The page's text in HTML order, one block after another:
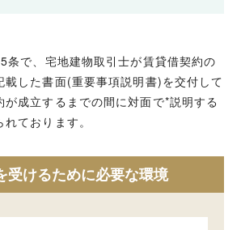
条で、宅地建物取引士が賃貸借契約の
載した書面(重要事項説明書)を交付して
が成立するまでの間に対面で*説明する
ております。
受けるために必要な環境